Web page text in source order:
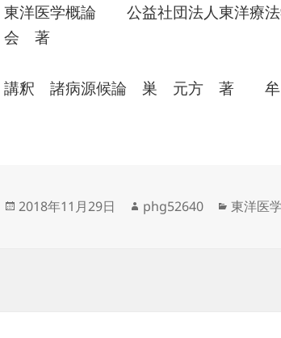
東洋医学概論 公益社団法人東洋療
会 著
講釈 諸病源候論 巣 元方 著
投
2018年11月29日
作
phg52640
カ
東洋医